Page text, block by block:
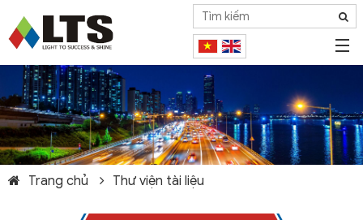
Trang chủ Thư viện tài liệu